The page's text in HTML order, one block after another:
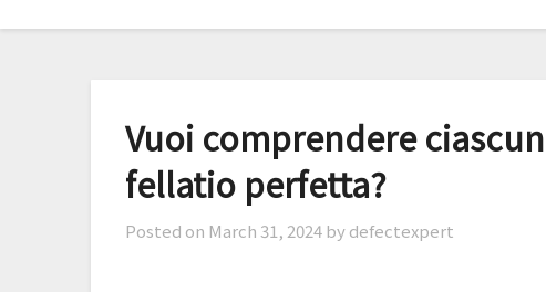
Vuoi comprendere
fellatio perfetta?
Posted on March 31, 2024 by defectexpert